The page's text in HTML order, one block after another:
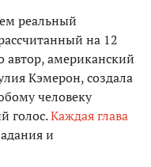
реальный
на 12
автор, американский
Кэмерон, создала
человеку
голос.Каждая глава
и